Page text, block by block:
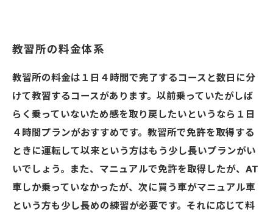
教習所の料金体系
教習所の料金は１日４時間で完了するコースと数日に分
けて教習するコースがあります。以前乗っていたがしば
らく乗っていないため感を取り戻したいというなら１日
４時間プランがおすすめです。教習所で免許を取得する
ときに運転して以来という方はもう少し長いプランがい
いでしょう。また、マニュアルで免許を取得したが、AT
車しか乗っていなかったが、次に買う車がマニュアル車
という方も少し長めの練習が必要です。それに応じて料